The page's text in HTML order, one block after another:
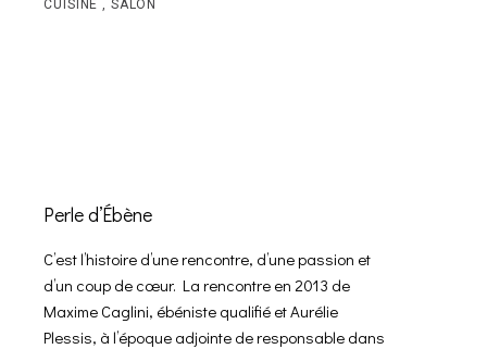
CUISINE SALON
Perle d’Ébène
C’est l’histoire d’une rencontre, d’une passion et
d’un coup de cœur. La rencontre en 2013 de
Maxime Caglini, ébéniste qualifié et Aurélie
Plessis, à l’époque adjointe de responsable dans